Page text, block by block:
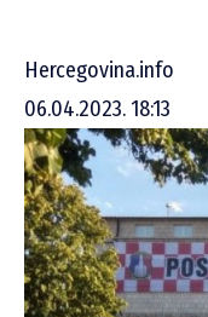
Hercegovina.info
06.04.2023. 18:13